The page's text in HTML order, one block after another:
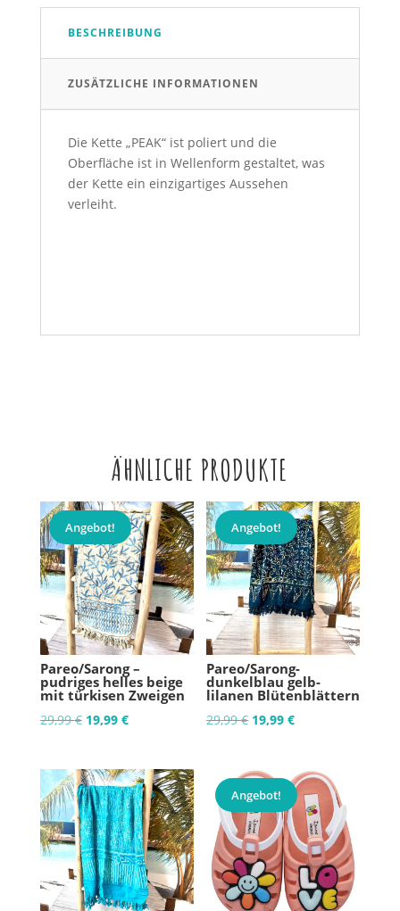
BESCHREIBUNG
ZUSÄTZLICHE INFORMATIONEN
Die Kette „PEAK“ ist poliert und die
Oberfläche ist in Wellenform gestaltet, was
der Kette ein einzigartiges Aussehen
verleiht.
ÄHNLICHE PRODUKTE
Angebot!
Pareo/Sarong –
pudriges helles beige
mit türkisen Zweigen
29,99€ Ursprünglicher
war:
29,99 €
19,99 €Aktueller
ist:
19,99 €.
Angebot!
Pareo/Sarong-
dunkelblau gelb-
lilanen Blütenblättern
29,99€ Ursprünglicher
29,99 €
19,99€Aktueller
19,99 €.
Angebot!